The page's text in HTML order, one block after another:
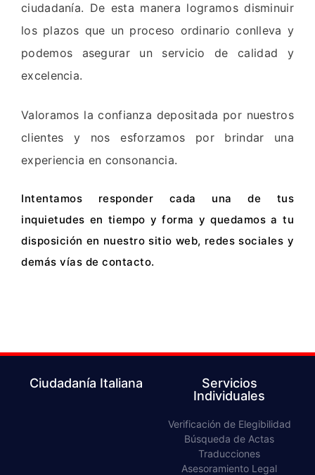
ciudadanía. De esta manera logramos disminuir
los plazos que un proceso ordinario conlleva y
podemos asegurar un servicio de calidad y
excelencia.
Valoramos la confianza depositada por nuestros
clientes y nos esforzamos por brindar una
experiencia en consonancia.
Intentamos responder cada una de tus
inquietudes en tiempo y forma y quedamos a tu
disposición en nuestro sitio web, redes sociales y
demás vías de contacto.
Ciudadanía Italiana
Servicios
Individuales
Verificación de Elegibilidad​
Búsqueda de Actas​
Traducciones​
Asesoramiento Legal​